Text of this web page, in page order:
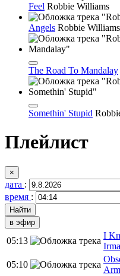
Feel Robbie Williams
Angels Robbie Williams
The Road To Mandalay
Somethin' Stupid
Плейлист
×
дата :
время :
в эфир
05:13
I
Irma
05:10